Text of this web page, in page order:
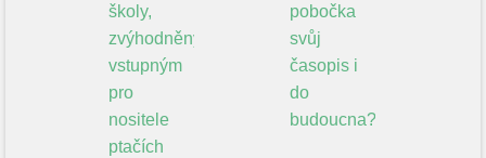
školy,
zvýhodněným
vstupným
pro
nositele
ptačích
pobočka
svůj
časopis i
do
budoucna?